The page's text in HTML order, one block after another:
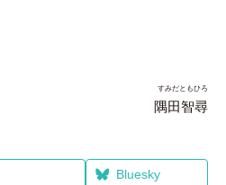
すみだともひろ
隅田智尋
Bluesky